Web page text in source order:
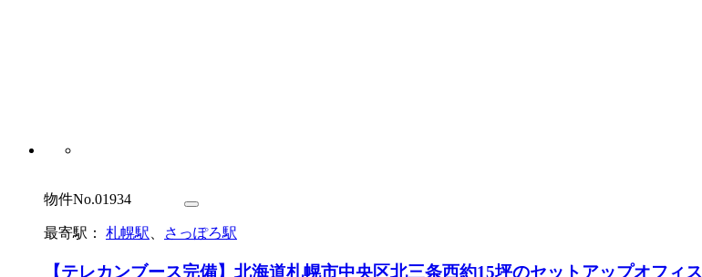
物件No.01934
最寄駅： 札幌駅 さっぽろ駅
【テレカンブース完備】北海道札幌市中央区北三条西約15坪のセットアップオフィス